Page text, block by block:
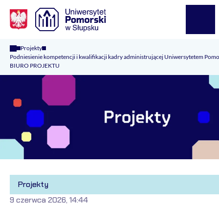
Projekty
Podniesienie kompetencji i kwalifikacji kadry administrującej Uniwersytetem
BIURO PROJEKTU
Projekty
9 czerwca 2026, 14:44